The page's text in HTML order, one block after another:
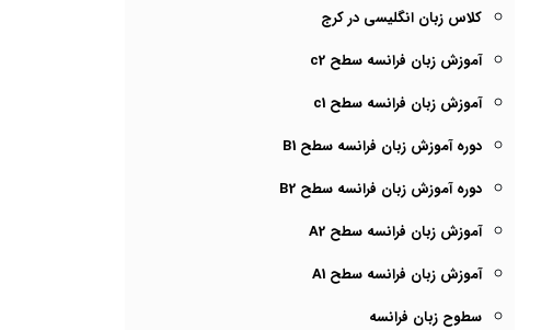
کلاس زبان انگلیسی در کرج
آموزش زبان فرانسه سطح c2
آموزش زبان فرانسه سطح c1
دوره آموزش زبان فرانسه سطح B1
دوره آموزش زبان فرانسه سطح B2
آموزش زبان فرانسه سطح A2
آموزش زبان فرانسه سطح A1
سطوح زبان فرانسه